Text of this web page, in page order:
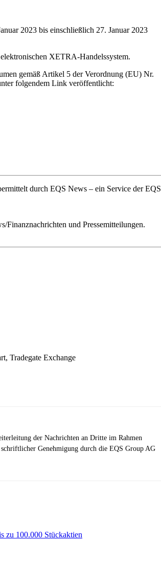
2023 bis einschließlich 27. Januar 2023
XETRA-Handelssystem.
gemäß Artikel 5 der Verordnung (EU) Nr.
folgendem Link veröffentlicht:
durch EQS News – ein Service der EQS
Finanznachrichten und Pressemitteilungen.
Tradegate Exchange
der Nachrichten an Dritte im Rahmen
Genehmigung durch die EQS Group AG
zu 100.000 Stückaktien